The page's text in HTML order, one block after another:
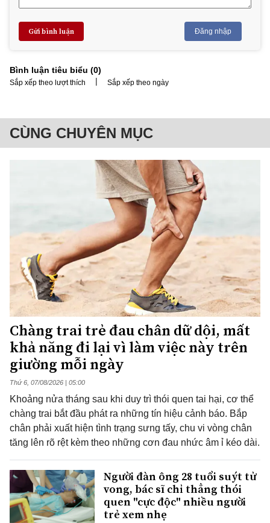
Gửi bình luận Đăng nhập
Bình luận tiêu biểu (0)
Sắp xếp theo lượt thích | Sắp xếp theo ngày
CÙNG CHUYÊN MỤC
Chàng trai trẻ đau chân dữ dội, mất
khả năng đi lại vì làm việc này trên
giường mỗi ngày
Thứ 6, 07/08/2026 | 05:00
Khoảng nửa tháng sau khi duy trì thói quen tai hại, cơ thể
chàng trai bắt đầu phát ra những tín hiệu cảnh báo. Bắp
chân phải xuất hiện tình trạng sưng tấy, chu vi vòng chân
tăng lên rõ rệt kèm theo những cơn đau nhức âm ỉ kéo dài.
Người đàn ông 28 tuổi suýt tử
vong, bác sĩ chỉ thẳng thói
quen "cực độc" nhiều người
trẻ xem nhẹ